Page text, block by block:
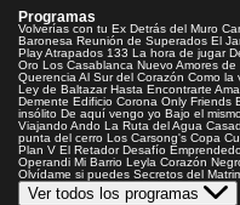
Programas
Volverías con tu Ex Detrás del Muro
Baronesa Reunión de Superados El
PlayAtrapados 133 La hora de jugar
Oro Los Casablanca Nuevo Amores de
Querencia Al Sur del Corazón Como la
Ley de Baltazar Hasta Encontrarte
Demente Edificio Corona Only Friends
insólito De aquí vengo yo Bajo el
Viajando Ando La Ruta del Agua
punta del cerro Los Carsong's Copa
Plan V El Retador Desafío
Operandi Mi Barrio Leyla Corazón
Olvídame si puedes Secretos del
Ver todos los programas